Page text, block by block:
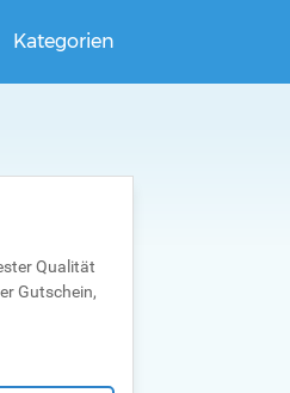
Kategorien
Qualität
Gutschein,